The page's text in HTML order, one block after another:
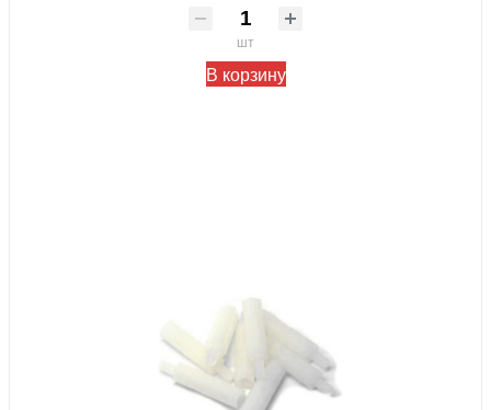
шт
В корзину